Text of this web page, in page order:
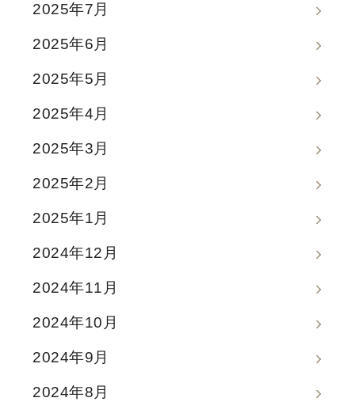
2025年7月
2025年6月
2025年5月
2025年4月
2025年3月
2025年2月
2025年1月
2024年12月
2024年11月
2024年10月
2024年9月
2024年8月